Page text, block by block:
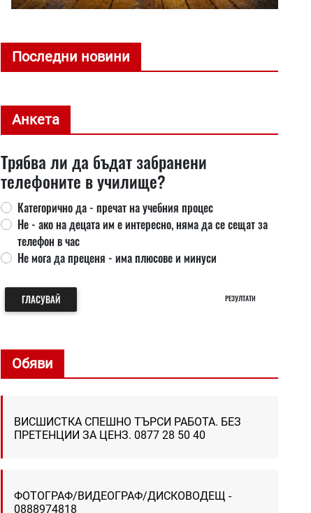
Последни новини
Анкета
Трябва ли да бъдат забранени
телефоните в училище?
Категорично да - пречат на учебния процес
Не - ако на децата им е интересно, няма да се сещат за
телефон в час
Не мога да преценя - има плюсове и минуси
ГЛАСУВАЙ РЕЗУЛТАТИ
Обяви
ВИСШИСТКА СПЕШНО ТЪРСИ РАБОТА. БЕЗ
ПРЕТЕНЦИИ ЗА ЦЕНЗ. 0877 28 50 40
ФОТОГРАФ/ВИДЕОГРАФ/ДИСКОВОДЕЩ -
0888974818